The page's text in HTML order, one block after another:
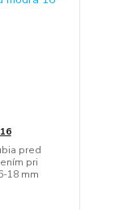
pred
pri
18 mm